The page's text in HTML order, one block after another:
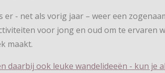
- net als vorig jaar – weer een
voor jong en oud om te ervaren
maakt.
daarbij ook leuke wandelideeën - kun je